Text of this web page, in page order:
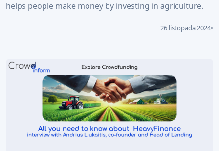
helps people make money by investing in agriculture.
26 listopada 2024•